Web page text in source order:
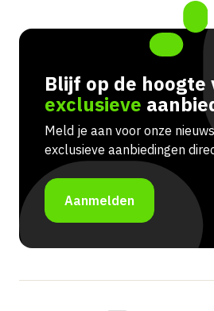
Blijf op de hoogte
exclusieve
Meld je aan voor onze
exclusieve aanbiedingen
Aanmelden